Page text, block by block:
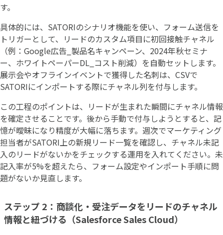
す。
具体的には、SATORIのシナリオ機能を使い、フォーム送信を
トリガーとして、リードのカスタム項目に初回接触チャネル
（例：Google広告_製品名キャンペーン、2024年秋セミナ
ー、ホワイトペーパーDL_コスト削減）を自動セットします。
展示会やオフラインイベントで獲得した名刺は、CSVで
SATORIにインポートする際にチャネル列を付与します。
この工程のポイントは、リードが生まれた瞬間にチャネル情報
を確定させることです。後から手動で付与しようとすると、記
憶が曖昧になり精度が大幅に落ちます。週次でマーケティング
担当者がSATORI上の新規リード一覧を確認し、チャネル未記
入のリードがないかをチェックする運用を入れてください。未
記入率が5%を超えたら、フォーム設定やインポート手順に問
題がないか見直します。
ステップ 2：商談化・受注データをリードのチャネル
情報と紐づける（Salesforce Sales Cloud）